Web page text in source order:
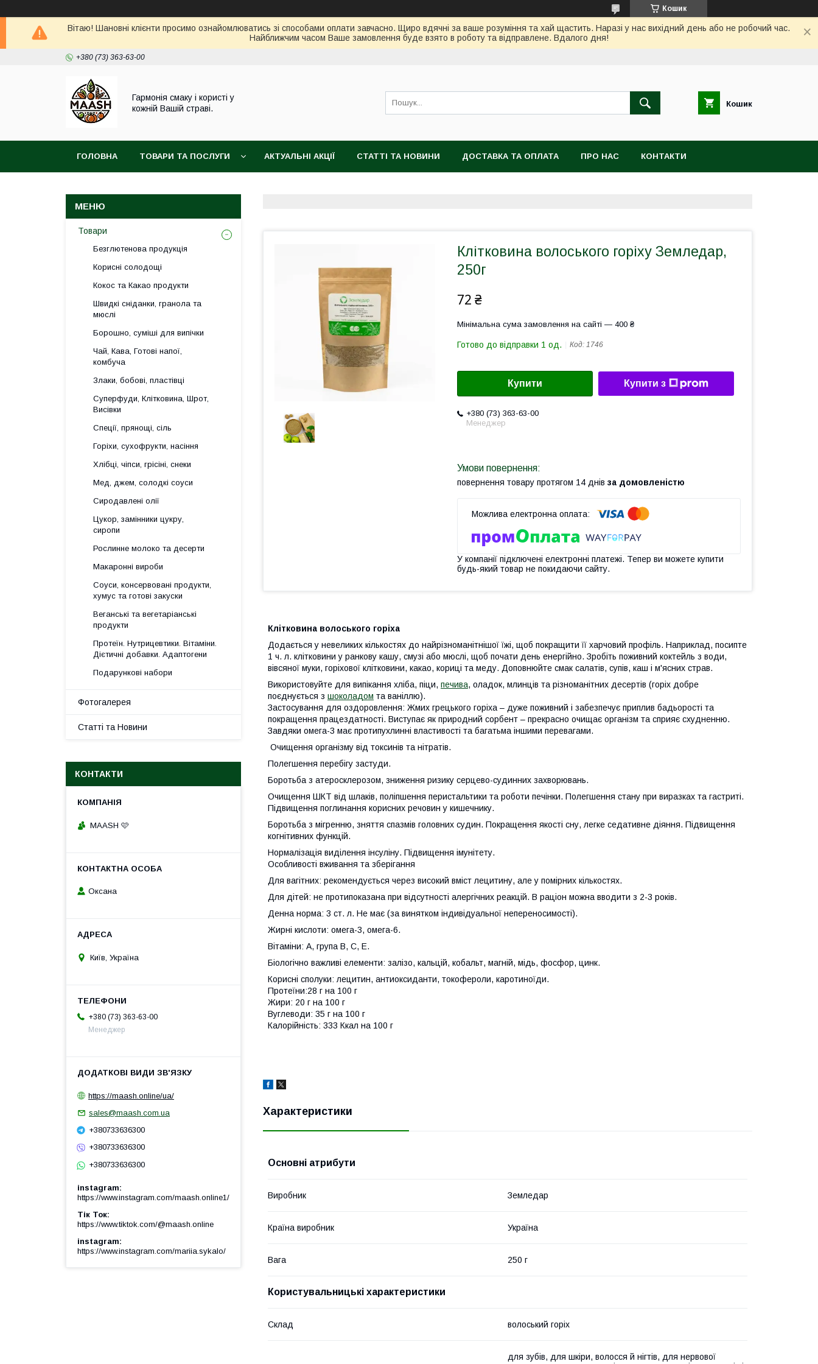
Кошик
Вітаю! Шановні клієнти просимо ознайомлюватись зі способами оплати завчасно. Щиро вдячні за ваше розуміння та хай щастить. Наразі у нас вихідний день або не робочий час.
Найближчим часом Ваше замовлення буде взято в роботу та відправлене. Вдалого дня!
+380 (73) 363-63-00
Гармонія смаку і користі у
кожній Вашій страві.
Кошик
ГОЛОВНА ТОВАРИ ТА ПОСЛУГИ АКТУАЛЬНІ АКЦІЇ СТАТТІ ТА НОВИНИ ДОСТАВКА ТА ОПЛАТА ПРО НАС КОНТАКТИ
Клітковина волоського горіху Земледар,
250г
72 ₴
Мінімальна сума замовлення на сайті — 400 ₴
Готово до відправки 1 од. Код: 1746
Купити Купити з
+380 (73) 363-63-00
Менеджер
повернення товару протягом 14 днів за домовленістю
У компанії підключені електронні платежі. Тепер ви можете купити
будь-який товар не покидаючи сайту.
Клітковина волоського горіха
Додається у невеликих кількостях до найрізноманітнішої їжі, щоб покращити її харчовий профіль. Наприклад, посипте
1 ч. л. клітковини у ранкову кашу, смузі або мюслі, щоб почати день енергійно. Зробіть поживний коктейль з води,
вівсяної муки, горіхової клітковини, какао, кориці та меду. Доповнюйте смак салатів, супів, каш і м'ясних страв.
Використовуйте для випікання хліба, піци, печива, оладок, млинців та різноманітних десертів (горіх добре
поєднується з шоколадом та ваніллю).
Застосування для оздоровлення: Жмих грецького горіха – дуже поживний і забезпечує приплив бадьорості та
покращення працездатності. Виступає як природний сорбент – прекрасно очищає організм та сприяє схудненню.
Завдяки омега-3 має протипухлинні властивості та багатьма іншими перевагами.
Очищення організму від токсинів та нітратів.
Полегшення перебігу застуди.
Боротьба з атеросклерозом, зниження ризику серцево-судинних захворювань.
Очищення ШКТ від шлаків, поліпшення перистальтики та роботи печінки. Полегшення стану при виразках та гастриті.
Підвищення поглинання корисних речовин у кишечнику.
Боротьба з мігренню, зняття спазмів головних судин. Покращення якості сну, легке седативне діяння. Підвищення
когнітивних функцій.
Нормалізація виділення інсуліну. Підвищення імунітету.
Особливості вживання та зберігання
Для вагітних: рекомендується через високий вміст лецитину, але у помірних кількостях.
Для дітей: не протипоказана при відсутності алергічних реакцій. В раціон можна вводити з 2-3 років.
Денна норма: 3 ст. л. Не має (за винятком індивідуальної непереносимості).
Жирні кислоти: омега-3, омега-6.
Вітаміни: A, група B, C, E.
Біологічно важливі елементи: залізо, кальцій, кобальт, магній, мідь, фосфор, цинк.
Корисні сполуки: лецитин, антиоксиданти, токофероли, каротиноїди.
Протеїни:28 г на 100 г
Жири: 20 г на 100 г
Вуглеводи: 35 г на 100 г
Калорійність: 333 Ккал на 100 г
Характеристики
Основні атрибути
Виробник Земледар
Країна виробник Україна
Вага 250 г
Користувальницькі характеристики
Склад волоський горіх
для зубів, для шкіри, волосся й нігтів, для нервової
Товари
Безглютенова продукція
Корисні солодощі
Кокос та Какао продукти
Швидкі сніданки, гранола та
мюслі
Борошно, суміші для випічки
Чай, Кава, Готові напої,
комбуча
Злаки, бобові, пластівці
Суперфуди, Клітковина, Шрот,
Висівки
Спеції, прянощі, сіль
Горіхи, сухофрукти, насіння
Хлібці, чіпси, грісіні, снеки
Мед, джем, солодкі соуси
Сиродавлені олії
Цукор, замінники цукру,
сиропи
Рослинне молоко та десерти
Макаронні вироби
Соуси, консервовані продукти,
хумус та готові закуски
Веганські та вегетаріанські
продукти
Протеїн. Нутрицевтики. Вітаміни.
Дієтичні добавки. Адаптогени
Подарункові набори
Фотогалерея
Статті та Новини
КОНТАКТИ
MAASH 🩷
Оксана
Київ, Україна
+380 (73) 363-63-00
Менеджер
https://maash.online/ua/
sales@maash.com.ua
+380733636300
+380733636300
+380733636300
instagram
https://www.instagram.com/maash.online1/
Тік Ток
https://www.tiktok.com/@maash.online
instagram
https://www.instagram.com/mariia.sykalo/